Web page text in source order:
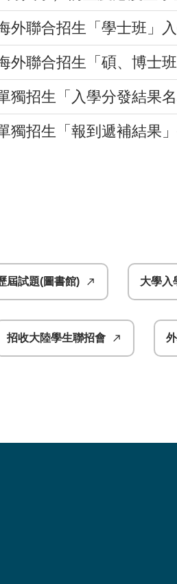
外聯合招生「學士班」
外聯合招生「碩、博士
獨招生「入學分發結果
獨招生「報到遞補結果
屆試題(圖書館) 大學入
招收大陸學生聯招會